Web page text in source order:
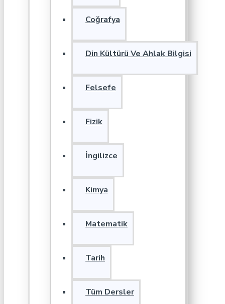
Coğrafya
Din Kültürü Ve Ahlak Bilgisi
Felsefe
Fizik
İngilizce
Kimya
Matematik
Tarih
Tüm Dersler